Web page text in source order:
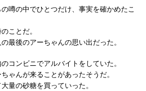
噂の中でひとつだけ、事実を確かめたこ
ことだ。
最後のアーちゃんの思い出だった。
コンビニでアルバイトをしていた。
ゃんが来ることがあったそうだ。
量の砂糖を買っていった。